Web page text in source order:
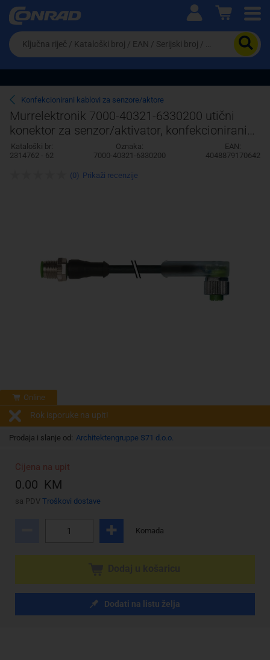
Ova postavka prilagođava asortiman proizvoda i
cijene vašim potrebama.
Pravno lice
Da
biste
potražili
proizvod,
unesite
ključnu
riječ,
kataloški
broj,
EAN
ili
Konfekcionirani kablovi za senzore/aktore
Murrelektronik 7000-40321-6330200 utični
konektor za senzor/aktivator, konfekcionirani
2.00 m 1 St.
Kataloški br:
2314762 - 62
Oznaka:
7000-40321-6330200
EAN:
4048879170642
Online
Rok isporuke na upit!
Prodaja i slanje od: Architektengruppe S71 d.o.o.
Cijena na upit
0.00 KM
sa PDV Troškovi dostave
Komada
Dodati na listu želja
(0) Prikaži recenzije